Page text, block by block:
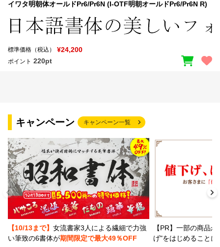
イワタ明朝体オールドPr6/Pr6N (I-OTF明朝オールドPr6/Pr6N R)
標準価格（税込） ¥24,200
ポイント 220pt
キャンペーン キャンペーン一覧
【10/13まで】 女流書家3人による繊細で力強
い筆致の6書体が期間限定で最大49％OFF
【PR】一部の商品
げ"をはじめること